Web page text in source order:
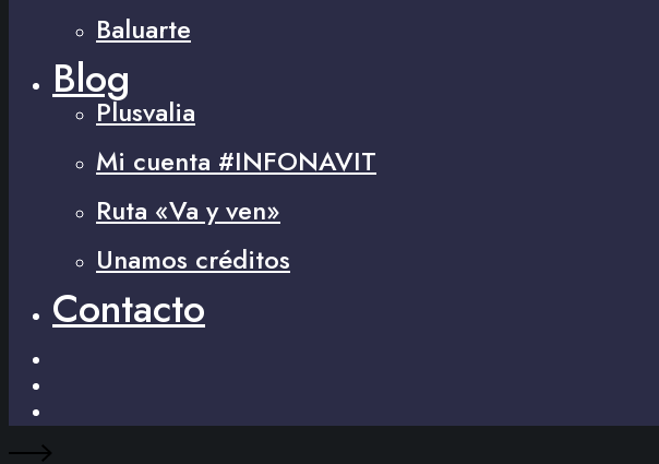
Baluarte
Blog
Plusvalia
Mi cuenta #INFONAVIT
Ruta «Va y ven»
Unamos créditos
Contacto